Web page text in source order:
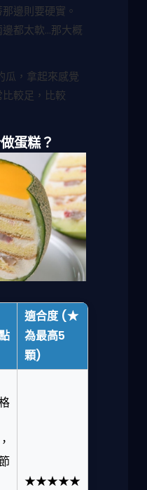
邊則要硬實。
都太軟...那大概
瓜，拿起來感覺
較足，比較
蛋糕？
適合度 (★
為最高5
顆)
★★★★★